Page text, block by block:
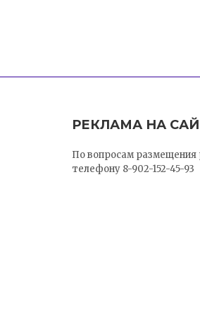
РЕКЛАМА НА
По вопросам
телефону 8-902-152-45-93